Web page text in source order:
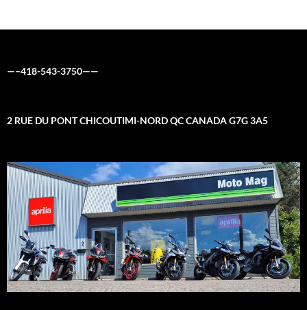
—–418-543-3750——
2 RUE DU PONT CHICOUTIMI-NORD QC CANADA G7G 3A5